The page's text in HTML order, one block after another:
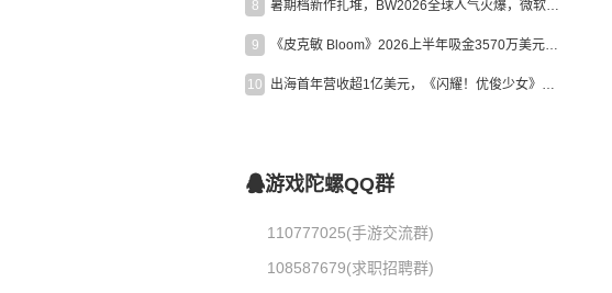
8 暑期档新作扎堆，BW2026全球人气火爆，微软XBOX大裁员|陀螺周报
9 《皮克敏 Bloom》2026上半年吸金3570万美元，中国台湾成最大市场
10 出海首年营收超1亿美元，《闪耀！优俊少女》美国市场占比达七成
游戏陀螺QQ群
110777025(手游交流群)
108587679(求职招聘群)